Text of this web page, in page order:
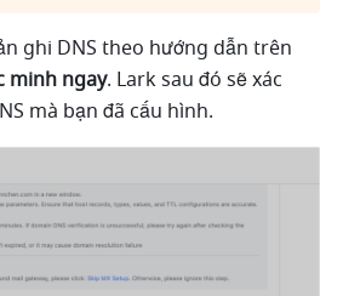
ghi DNS theo hướng dẫn trên
minh ngay. Lark sau đó sẽ xác
mà bạn đã cấu hình.